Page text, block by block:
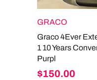
GRACO
Graco 4Ever
1 10 Years
Purpl
Price
$150.00